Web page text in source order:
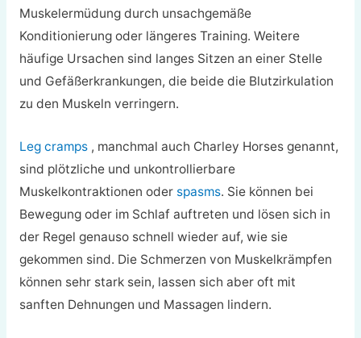
Muskelermüdung durch unsachgemäße
Konditionierung oder längeres Training. Weitere
häufige Ursachen sind langes Sitzen an einer Stelle
und Gefäßerkrankungen, die beide die Blutzirkulation
zu den Muskeln verringern.
Leg cramps, manchmal auch Charley Horses genannt,
sind plötzliche und unkontrollierbare
Muskelkontraktionen oder spasms. Sie können bei
Bewegung oder im Schlaf auftreten und lösen sich in
der Regel genauso schnell wieder auf, wie sie
gekommen sind. Die Schmerzen von Muskelkrämpfen
können sehr stark sein, lassen sich aber oft mit
sanften Dehnungen und Massagen lindern.